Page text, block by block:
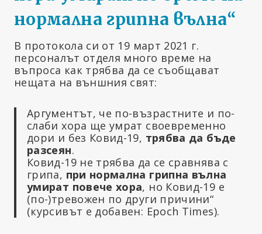
нормална грипна вълна“
В протокола си от 19 март 2021 г.
персоналът отделя много време на
въпроса как трябва да се съобщават
нещата на външния свят:
Аргументът, че по-възрастните и по-
слаби хора ще умрат своевременно
дори и без Ковид-19, трябва да бъде
разсеян.
Ковид-19 не трябва да се сравнява с
грипа, при нормална грипна вълна
умират повече хора, но Ковид-19 е
(по-)тревожен по други причини“
(курсивът е добавен: Epoch Times).